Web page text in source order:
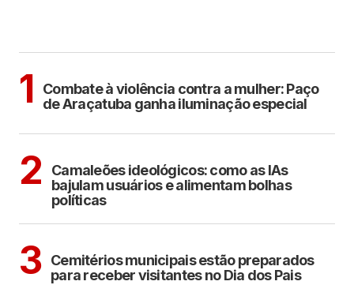
1
Combate à violência contra a mulher: Paço
de Araçatuba ganha iluminação especial
2
Camaleões ideológicos: como as IAs
bajulam usuários e alimentam bolhas
políticas
3 Cemitérios municipais estão preparados
para receber visitantes no Dia dos Pais